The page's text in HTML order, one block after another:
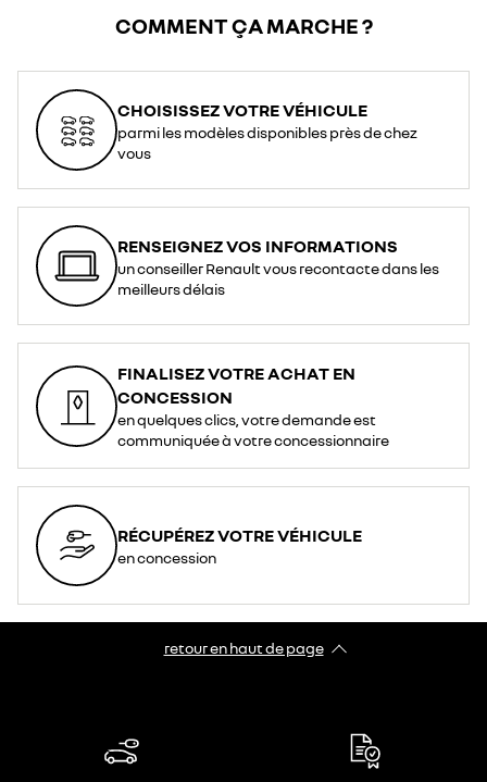
COMMENT ÇA MARCHE ?
CHOISISSEZ VOTRE VÉHICULE
parmi les modèles disponibles près de chez
vous
RENSEIGNEZ VOS INFORMATIONS
un conseiller Renault vous recontacte dans les
meilleurs délais
FINALISEZ VOTRE ACHAT EN
CONCESSION
en quelques clics, votre demande est
communiquée à votre concessionnaire
RÉCUPÉREZ VOTRE VÉHICULE
en concession
retour en haut de page​